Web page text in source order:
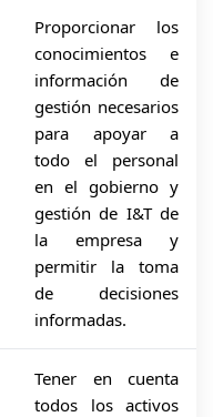
Proporcionar los
conocimientos e
información de
gestión necesarios
para apoyar a
todo el personal
en el gobierno y
gestión de I&T de
la empresa y
permitir la toma
de decisiones
informadas.
Tener en cuenta
todos los activos